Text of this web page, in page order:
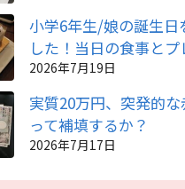
小学6年生/娘の誕生日
した！当日の食事とプ
2026年7月19日
実質20万円、突発的
って補填するか？
2026年7月17日